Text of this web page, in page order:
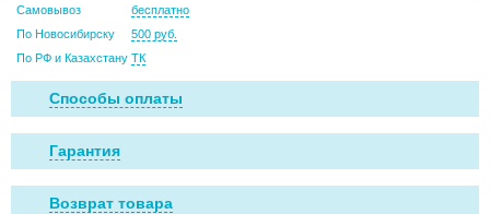
Самовывоз
бесплатно
По Новосибирску
500 руб.
По РФ и Казахстану ТК
Способы оплаты
Гарантия
Возврат товара